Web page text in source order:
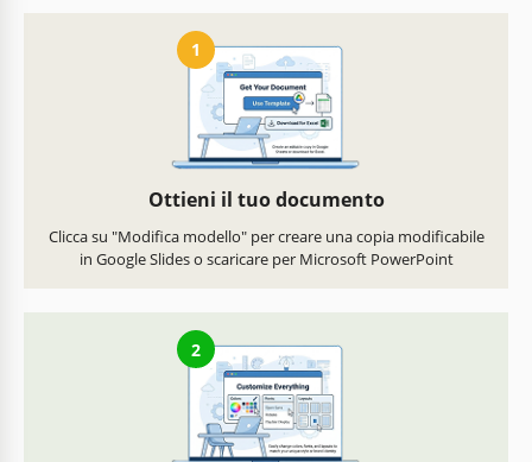
1
Ottieni il tuo documento
Clicca su "Modifica modello" per creare una copia modificabile
in Google Slides o scaricare per Microsoft PowerPoint
2